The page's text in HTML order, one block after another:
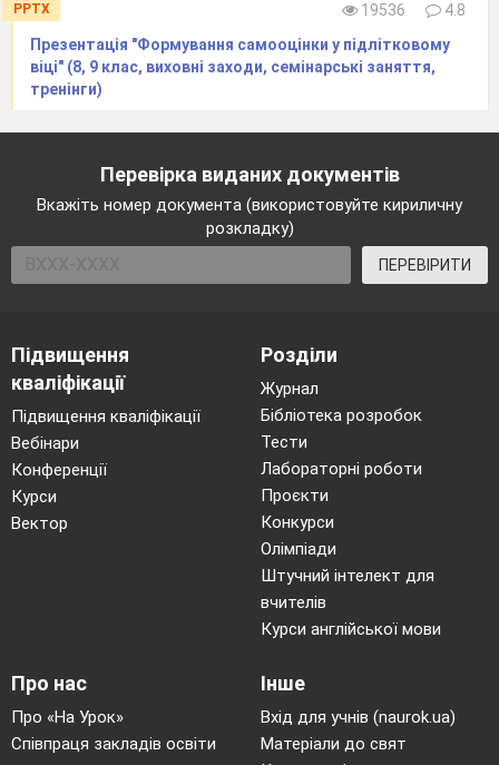
17
Умови
ефективного
пасивне
особливості
сприйняття і
Планування часу.
Практичне
Підготовка до
підсумкової
атестації.
підготовки до
завдання 8.
раціонального
планування часу і
підготовки до
PPTX 19536
4.8
Презентація "Формування самооцінки у підлітковому
віці" (8, 9 клас, виховні заходи, семінарські заняття,
тренінги)
Перевірка виданих документів
Вкажіть номер документа (використовуйте кириличну
розкладку)
ПЕРЕВІРИТИ
Підвищення
кваліфікації
Підвищення кваліфікації
Вебінари
Конференції
Курси
Вектор
Розділи
Журнал
Бібліотека розробок
Тести
Лабораторні роботи
Проєкти
Конкурси
Олімпіади
Штучний інтелект для
вчителів
Курси англійської мови
Про нас
Про «На Урок»
Співпраця закладів освіти
Інше
Вхід для учнів (naurok.ua)
Матеріали до свят